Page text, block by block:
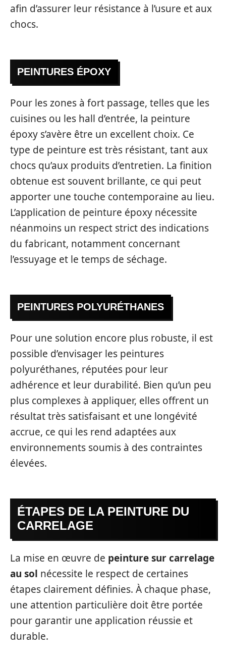
afin d’assurer leur résistance à l’usure et aux
chocs.
PEINTURES ÉPOXY
Pour les zones à fort passage, telles que les
cuisines ou les hall d’entrée, la peinture
époxy s’avère être un excellent choix. Ce
type de peinture est très résistant, tant aux
chocs qu’aux produits d’entretien. La finition
obtenue est souvent brillante, ce qui peut
apporter une touche contemporaine au lieu.
L’application de peinture époxy nécessite
néanmoins un respect strict des indications
du fabricant, notamment concernant
l’essuyage et le temps de séchage.
PEINTURES POLYURÉTHANES
Pour une solution encore plus robuste, il est
possible d’envisager les peintures
polyuréthanes, réputées pour leur
adhérence et leur durabilité. Bien qu’un peu
plus complexes à appliquer, elles offrent un
résultat très satisfaisant et une longévité
accrue, ce qui les rend adaptées aux
environnements soumis à des contraintes
élevées.
ÉTAPES DE LA PEINTURE DU
CARRELAGE
La mise en œuvre de peinture sur carrelage
au sol nécessite le respect de certaines
étapes clairement définies. À chaque phase,
une attention particulière doit être portée
pour garantir une application réussie et
durable.